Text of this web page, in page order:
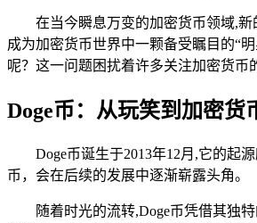
在当今瞬息万变的加密货币领域,
成为加密货币世界中一颗备受瞩目的“明
呢？这一问题困扰着许多关注加密货币
Doge币：从玩笑到加密货
Doge币诞生于2013年12月,它的起
币，会在后续的发展中逐渐崭露头角。
随着时光的流转,Doge币凭借其独